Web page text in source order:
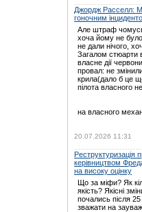
Джордж Расселл:
гоночним
Але штраф чомусь
хоча йому не
не дали нічого,
Загалом стюарти
власне дії
провал: не
крила(дало б це
пілота власного
на власного
20.07.2026 11:31
Реструктуризація
керівництвом
на високу оцінку
Що за міфи? Як
якість? Якісні
почались після
зважати на